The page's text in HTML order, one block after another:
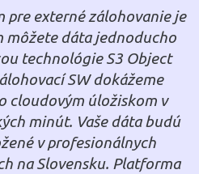
pre externé zálohovanie je
môžete dáta jednoducho
technológie S3 Object
SW dokážeme
cloudovým úložiskom v
minút. Vaše dáta budú
v profesionálnych
na Slovensku. Platforma